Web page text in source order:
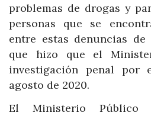
problemas de drogas y
personas que se
entre estas denuncias de
que hizo que el
investigación penal por
agosto de 2020.
El Ministerio Público